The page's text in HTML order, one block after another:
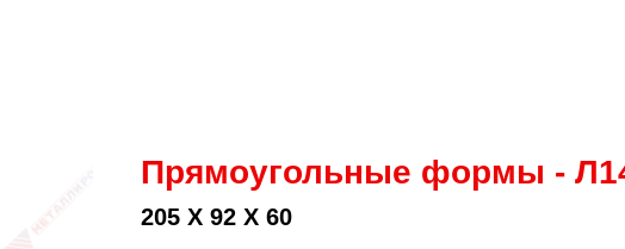
Прямоугольные формы -
205 Х 92 Х 60